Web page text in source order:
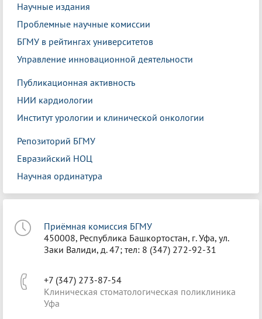
Научные издания
Проблемные научные комиссии
БГМУ в рейтингах университетов
Управление инновационной деятельности
Публикационная активность
НИИ кардиологии
Институт урологии и клинической онкологии
Репозиторий БГМУ
Евразийский НОЦ
Научная ординатура
Приёмная комиссия БГМУ
450008, Республика Башкортостан, г. Уфа, ул.
Заки Валиди, д. 47; тел: 8 (347) 272-92-31
+7 (347) 273-87-54
Клиническая стоматологическая поликлиника
Уфа